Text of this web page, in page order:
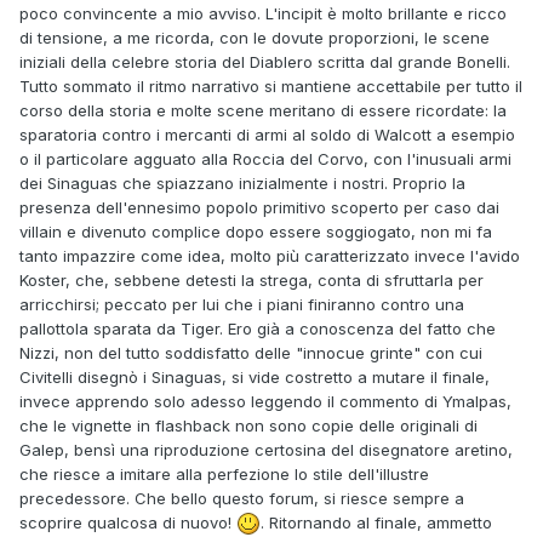
poco convincente a mio avviso. L'incipit è molto brillante e ricco
di tensione, a me ricorda, con le dovute proporzioni, le scene
iniziali della celebre storia del Diablero scritta dal grande Bonelli.
Tutto sommato il ritmo narrativo si mantiene accettabile per tutto il
corso della storia e molte scene meritano di essere ricordate: la
sparatoria contro i mercanti di armi al soldo di Walcott a esempio
o il particolare agguato alla Roccia del Corvo, con l'inusuali armi
dei Sinaguas che spiazzano inizialmente i nostri. Proprio la
presenza dell'ennesimo popolo primitivo scoperto per caso dai
villain e divenuto complice dopo essere soggiogato, non mi fa
tanto impazzire come idea, molto più caratterizzato invece l'avido
Koster, che, sebbene detesti la strega, conta di sfruttarla per
arricchirsi; peccato per lui che i piani finiranno contro una
pallottola sparata da Tiger. Ero già a conoscenza del fatto che
Nizzi, non del tutto soddisfatto delle "innocue grinte" con cui
Civitelli disegnò i Sinaguas, si vide costretto a mutare il finale,
invece apprendo solo adesso leggendo il commento di Ymalpas,
che le vignette in flashback non sono copie delle originali di
Galep, bensì una riproduzione certosina del disegnatore aretino,
che riesce a imitare alla perfezione lo stile dell'illustre
precedessore. Che bello questo forum, si riesce sempre a
scoprire qualcosa di nuovo!
. Ritornando al finale, ammetto